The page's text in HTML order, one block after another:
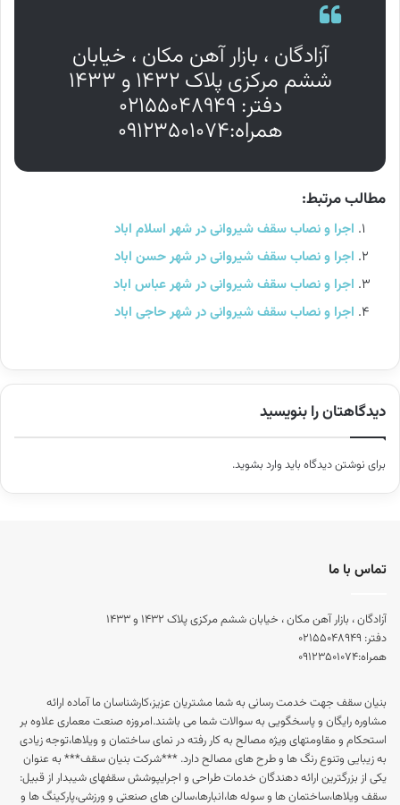
آزادگان ، بازار آهن مکان ، خیابان
ششم مرکزی پلاک ۱۴۳۲ و ۱۴۳۳
دفتر: ۰۲۱۵۵۰۴۸۹۴۹
همراه:۰۹۱۲۳۵۰۱۰۷۴
مطالب مرتبط:
اجرا و نصاب سقف شیروانی در شهر اسلام اباد
اجرا و نصاب سقف شیروانی در شهر حسن اباد
اجرا و نصاب سقف شیروانی در شهر عباس اباد
اجرا و نصاب سقف شیروانی در شهر حاجی اباد
دیدگاهتان را بنویسید
برای نوشتن دیدگاه باید وارد بشوید.
تماس با ما
آزادگان ، بازار آهن مکان ، خیابان ششم مرکزی پلاک ۱۴۳۲ و ۱۴۳۳
دفتر: ۰۲۱۵۵۰۴۸۹۴۹
همراه:۰۹۱۲۳۵۰۱۰۷۴
بنیان سقف جهت خدمت رسانی به شما مشتریان عزیز،کارشناسان ما آماده ارائه
مشاوره رایگان و پاسخگویی به سوالات شما می باشند.امروزه صنعت معماری علاوه بر
استحکام و مقاومتهای ویژه مصالح به کار رفته در نمای ساختمان و ویلاها،توجه زیادی
به زیبایی وتنوع رنگ ها و طرح های مصالح دارد. ***شرکت بنیان سقف*** به عنوان
یکی از بزرگترین ارائه دهندگان خدمات طراحی و اجرایپوشش سقفهای شیبدار از قبیل:
سقف ویلاها،ساختمان ها و سوله ها،انبارها،سالن های صنعتی و ورزشی،پارکینگ ها و